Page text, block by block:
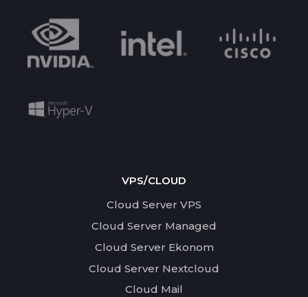
VPS/CLOUD
Cloud Server VPS
Cloud Server Managed
Cloud Server Ekonom
Cloud Server Nextcloud
Cloud Mail